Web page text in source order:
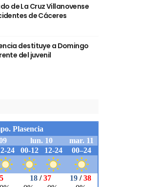
de La Cruz Villanovense
de Cáceres
destituye a Domingo
del juvenil